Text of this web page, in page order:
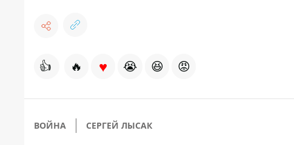
👍 🔥 ♥ 😭 😆 😡
ВОЙНА СЕРГЕЙ ЛЫСАК